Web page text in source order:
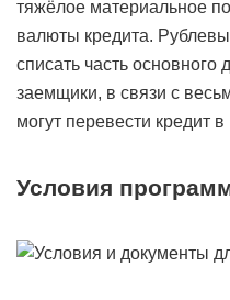
тяжёлое материальное
валюты кредита.
списать часть
заемщики, в связи с
могут перевести кредит в
Условия